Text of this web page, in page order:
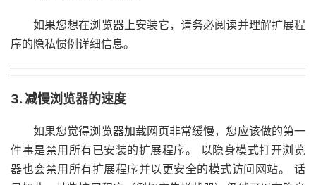
如果您想在浏览器上安装它，请务必阅读并理解扩展程
序的隐私惯例详细信息。
3. 减慢浏览器的速度
如果您觉得浏览器加载网页非常缓慢，您应该做的第一
件事是禁用所有已安装的扩展程序。 以隐身模式打开浏览
器也会禁用所有扩展程序并以更安全的模式访问网站。 话